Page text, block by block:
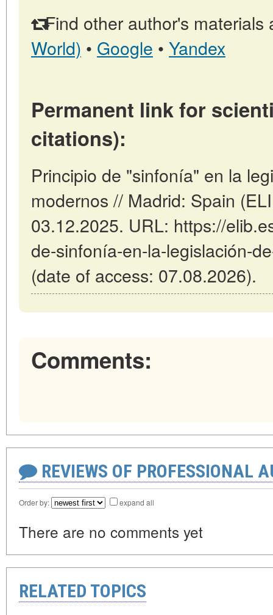
Find other author's materials
World) • Google • Yandex
Permanent link for
citations):
Principio de "sinfonía" en la
modernos // Madrid: Spain
03.12.2025. URL: https://
de-sinfonía-en-la-legislación-
(date of access: 07.08.2026).
Comments:
REVIEWS OF PROFESSIONAL
Order by: expand all
There are no comments yet
RELATED TOPICS